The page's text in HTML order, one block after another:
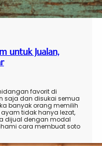
untuk Jualan,
favorit di
saja dan disukai semua
banyak orang memilih
tidak hanya lezat,
dijual dengan modal
cara membuat soto